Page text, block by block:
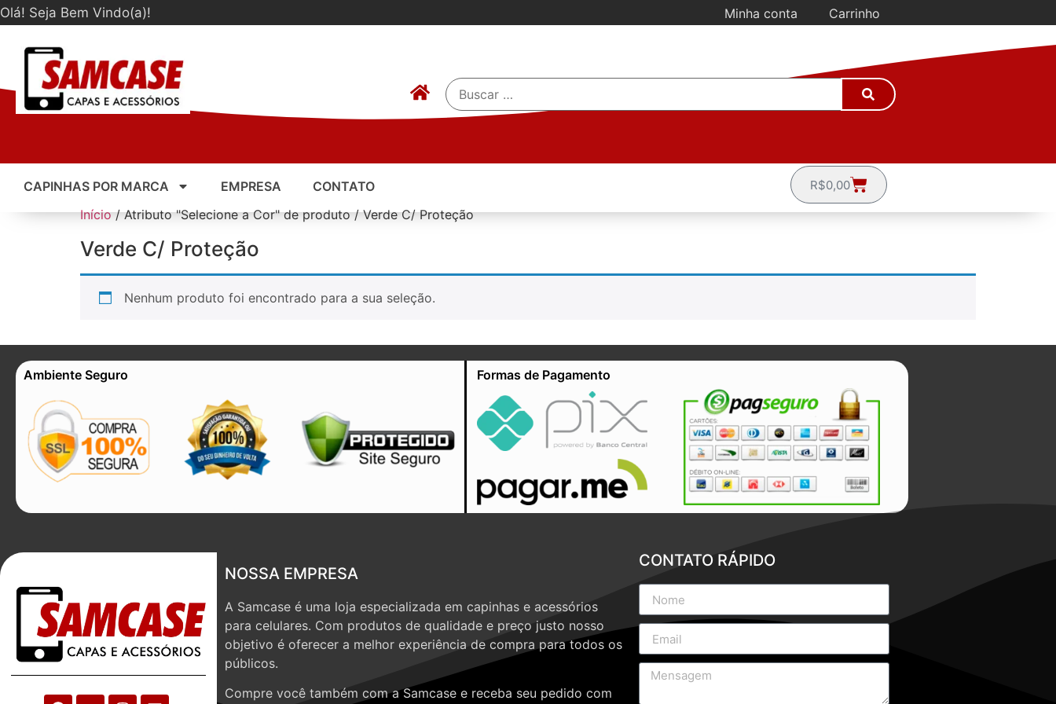
Olá! Seja Bem Vindo(a)! Minha conta Carrinho
CAPINHAS POR MARCA EMPRESA CONTATO R$0,00
Início/ Atributo "Selecione a Cor" de produto / Verde C/ Proteção
Verde C/ Proteção
Nenhum produto foi encontrado para a sua seleção.
Ambiente Seguro Formas de Pagamento
NOSSA EMPRESA
A Samcase é uma loja especializada em capinhas e acessórios
para celulares. Com produtos de qualidade e preço justo nosso
objetivo é oferecer a melhor experiência de compra para todos os
públicos.
Compre você também com a Samcase e receba seu pedido com
CONTATO RÁPIDO